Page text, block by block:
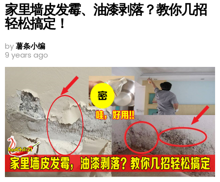
家里墙皮发霉、油漆剥落？教你几招
轻松搞定！
by薯条小编
9 years ago